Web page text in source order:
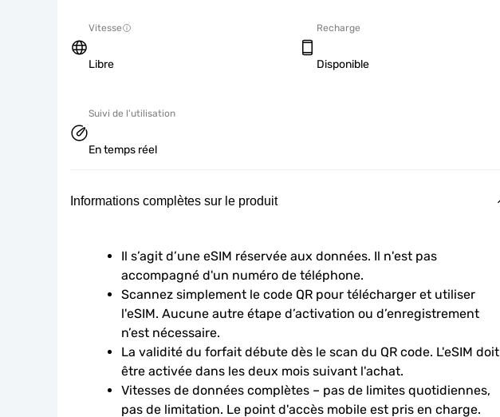
Vitesse
Libre
Recharge
Disponible
Suivi de l'utilisation
En temps réel
Informations complètes sur le produit
Il s’agit d’une eSIM réservée aux données. Il n'est pas
accompagné d'un numéro de téléphone.
Scannez simplement le code QR pour télécharger et utiliser
l'eSIM. Aucune autre étape d’activation ou d’enregistrement
n’est nécessaire.
La validité du forfait débute dès le scan du QR code. L'eSIM doit
être activée dans les deux mois suivant l'achat.
Vitesses de données complètes – pas de limites quotidiennes,
pas de limitation. Le point d'accès mobile est pris en charge.